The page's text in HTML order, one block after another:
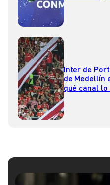
Inter de
de Medellín
qué canal